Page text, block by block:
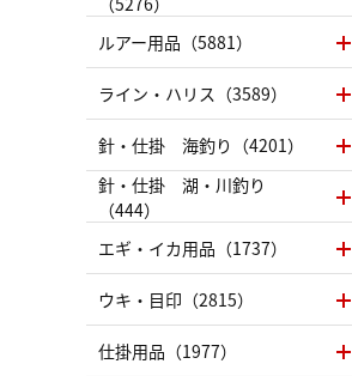
ルアー用品（5881）
ライン・ハリス（3589）
針・仕掛 海釣り（4201）
針・仕掛 湖・川釣り
（444）
エギ・イカ用品（1737）
ウキ・目印（2815）
仕掛用品（1977）